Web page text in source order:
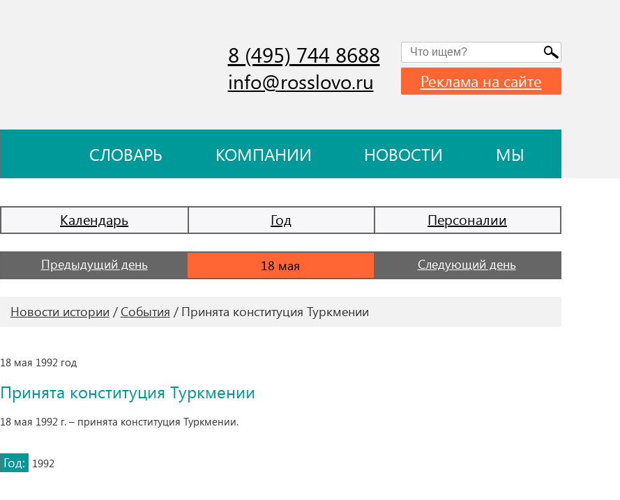
8 (495) 744 8688
info@rosslovo.ru Реклама на сайте
СЛОВАРЬ КОМПАНИИ НОВОСТИ МЫ
Календарь Год Персоналии
Предыдущий день Следующий день
Новости истории События Принята конституция Туркмении
18 мая 1992 год
Принята конституция Туркмении
18 мая 1992 г. – принята конституция Туркмении.
Год: 1992